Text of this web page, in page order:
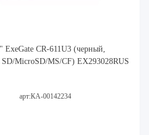
ExeGate CR-611U3 (черный,
MicroSD/MS/CF) EX293028RUS
арт:КА-00142234